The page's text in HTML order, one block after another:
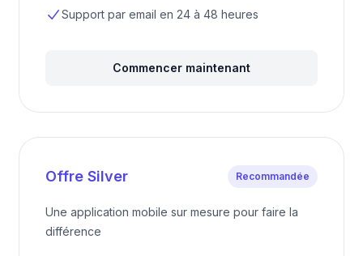
Support par email en 24 à 48 heures
Commencer maintenant
Offre Silver Recommandée
Une application mobile sur mesure pour faire la
différence